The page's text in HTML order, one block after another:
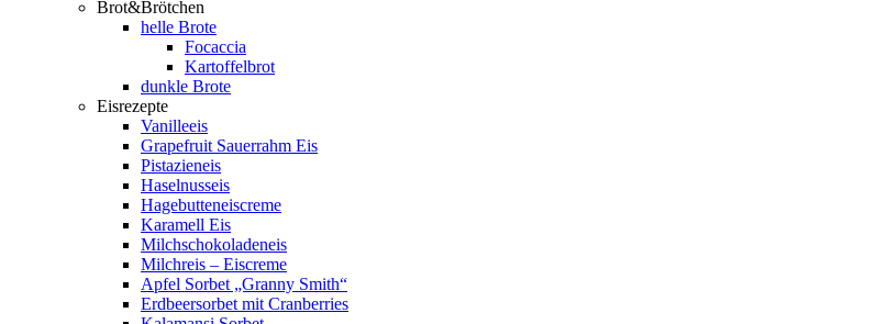
Brot&Brötchen
helle Brote
Focaccia
Kartoffelbrot
dunkle Brote
Eisrezepte
Vanilleeis
Grapefruit Sauerrahm Eis
Pistazieneis
Haselnusseis
Hagebutteneiscreme
Karamell Eis
Milchschokoladeneis
Milchreis – Eiscreme
Apfel Sorbet „Granny Smith“
Erdbeersorbet mit Cranberries